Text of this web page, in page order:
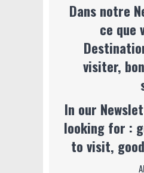
Dans notre
ce que
visiter,
In our
looking for :
to visit,